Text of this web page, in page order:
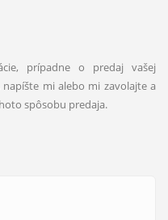
prípadne o predaj vašej
mi alebo mi zavolajte a
spôsobu predaja.